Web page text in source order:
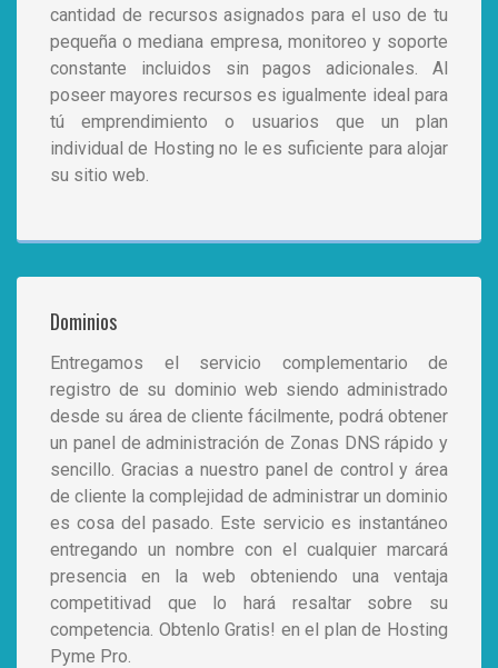
cantidad de recursos asignados para el uso de tu
pequeña o mediana empresa, monitoreo y soporte
constante incluidos sin pagos adicionales. Al
poseer mayores recursos es igualmente ideal para
tú emprendimiento o usuarios que un plan
individual de Hosting no le es suficiente para alojar
su sitio web.
Dominios
Entregamos el servicio complementario de
registro de su dominio web siendo administrado
desde su área de cliente fácilmente, podrá obtener
un panel de administración de Zonas DNS rápido y
sencillo. Gracias a nuestro panel de control y área
de cliente la complejidad de administrar un dominio
es cosa del pasado. Este servicio es instantáneo
entregando un nombre con el cualquier marcará
presencia en la web obteniendo una ventaja
competitivad que lo hará resaltar sobre su
competencia. Obtenlo Gratis! en el plan de Hosting
Pyme Pro.